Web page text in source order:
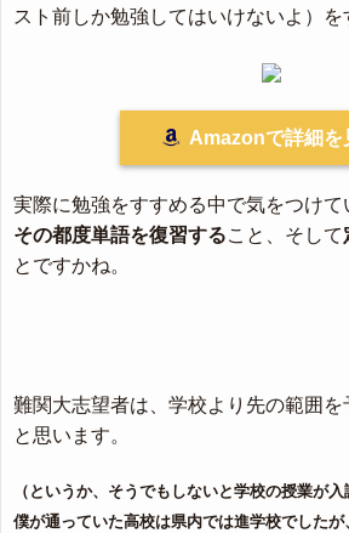
スト前しか勉強してはいけないよ）を
Amazonで詳細を
実際に勉強をすすめる中で気をつけて
その都度単語を復習すること、そして
とですかね。
難関大志望者は、学校より先の範囲
と思います。
（というか、そうでもしないと学校の授業が入
僕が通っていた高校は県内では進学校でした